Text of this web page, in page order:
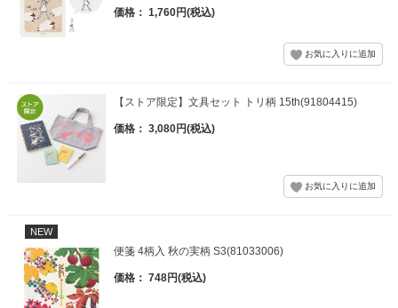
価格： 1,760円(税込)
【ストア限定】文具セット トリ柄 15th(91804415)
価格： 3,080円(税込)
NEW
便箋 4柄入 秋の実柄 S3(81033006)
価格： 748円(税込)